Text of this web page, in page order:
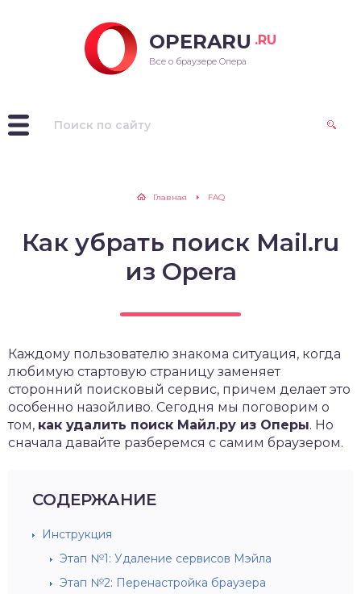
OPERARU .RU
Все о браузере Опера
Главная FAQ
Как убрать поиск Mail.ru
из Opera
Каждому пользователю знакома ситуация, когда
любимую стартовую страницу заменяет
сторонний поисковый сервис, причем делает это
особенно назойливо. Сегодня мы поговорим о
том, как удалить поиск Майл.ру из Оперы. Но
сначала давайте разберемся с самим браузером.
СОДЕРЖАНИЕ
Инструкция
Этап №1: Удаление сервисов Мэйла
Этап №2: Перенастройка браузера
для Windows
для Linux